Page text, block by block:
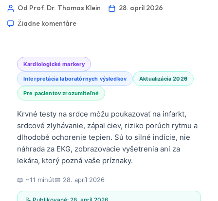
Od Prof. Dr. Thomas Klein
28. apríl 2026
Žiadne komentáre
Kardiologické markery
Interpretácia laboratórnych výsledkov Aktualizácia 2026
Pre pacientov zrozumiteľné
Krvné testy na srdce môžu poukazovať na infarkt,
srdcové zlyhávanie, zápal ciev, riziko porúch rytmu a
dlhodobé ochorenie tepien. Sú to silné indície, nie
náhrada za EKG, zobrazovacie vyšetrenia ani za
lekára, ktorý pozná vaše príznaky.
📖 ~11 minút📅 28. apríl 2026